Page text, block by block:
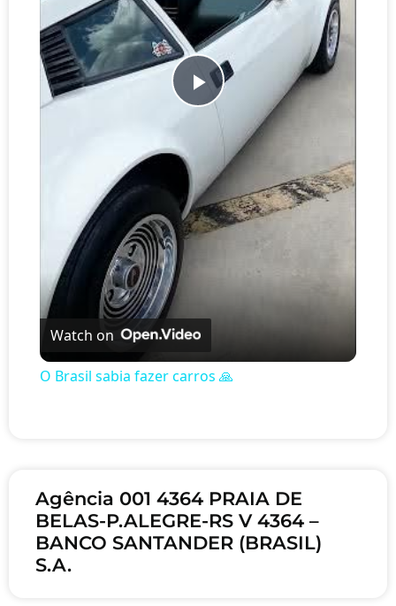
Play Video
Watch on
O Brasil sabia fazer carros 🙏
Agência 001 4364 PRAIA DE
BELAS-P.ALEGRE-RS V 4364 –
BANCO SANTANDER (BRASIL)
S.A.